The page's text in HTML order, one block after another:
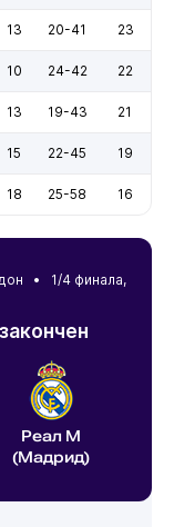
13 20-41 23
10 24-42 22
13 19-43 21
15 22-45 19
18 25-58 16
• 1/4 финала,
закончен
Реал М
(Мадрид)